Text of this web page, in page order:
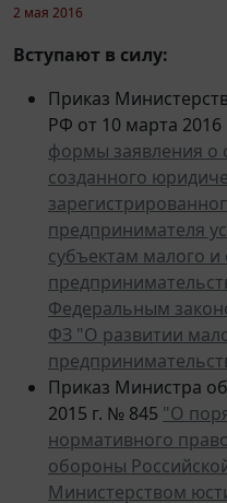
РФ от 10 марта
формы заявления о
созданного
предпринимателя
субъектам малого и
Федеральным
ФЗ "О развитии
Приказ Министра
2015 г. № 845"О
нормативного
обороны
Министерством